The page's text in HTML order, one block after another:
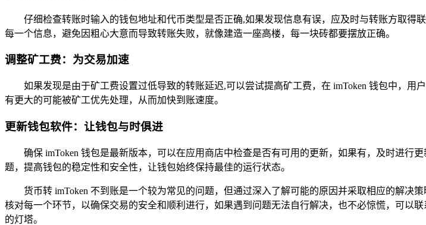
仔细检查转账时输入的钱包地址和代币类型是否正确,如果发现信息有误，应及时与转账方取
每一个信息，避免因粗心大意而导致转账失败，就像建造一座高楼，每一块砖都要摆放正确。
调整矿工费：为交易加速
如果发现是由于矿工费设置过低导致的转账延迟,可以尝试提高矿工费，在 imToken 钱包中，用
有更大的可能被矿工优先处理，从而加快到账速度。
更新钱包软件：让钱包与时俱进
确保 imToken 钱包是最新版本，可以在应用商店中检查是否有可用的更新，如果有，及时进行
题，提高钱包的稳定性和安全性，让钱包始终保持最佳的运行状态。
货币转 imToken 不到账是一个较为常见的问题，但通过深入了解可能的原因并采取相应的解
核对每一个环节，以确保交易的安全和顺利进行，如果遇到问题无法自行解决，也不必惊慌，可以
的灯塔。